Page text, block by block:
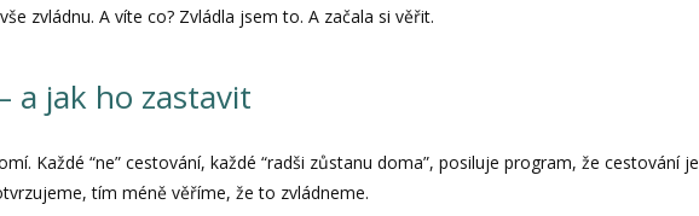
zvládnu. A víte co? Zvládla jsem to. A začala si věřit.
a jak ho zastavit
Každé “ne” cestování, každé “radši zůstanu doma”, posiluje program, že cestování je
tím méně věříme, že to zvládneme.